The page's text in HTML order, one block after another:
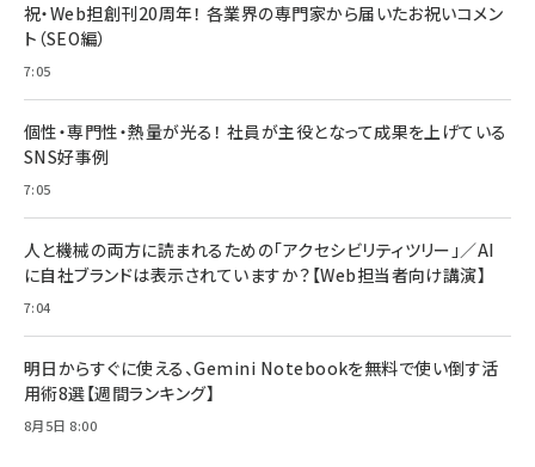
祝・Web担創刊20周年！ 各業界の専門家から届いたお祝いコメン
ト（SEO編）
7:05
個性・専門性・熱量が光る！ 社員が主役となって成果を上げている
SNS好事例
7:05
人と機械の両方に読まれるための「アクセシビリティツリー」／AI
に自社ブランドは表示されていますか？【Web担当者向け講演】
7:04
明日からすぐに使える、Gemini Notebookを無料で使い倒す活
用術8選【週間ランキング】
8月5日 8:00